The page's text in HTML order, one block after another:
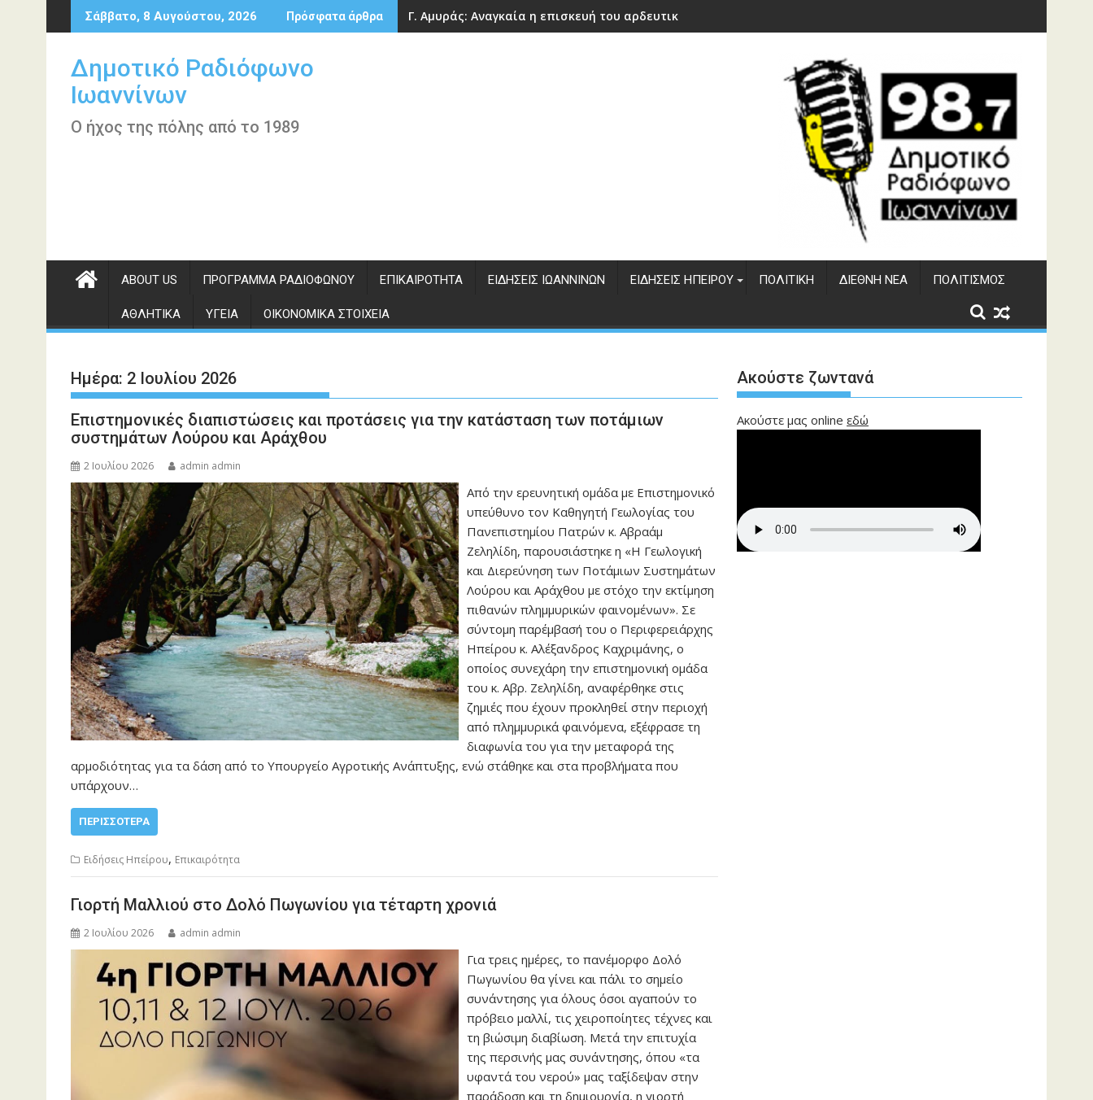
Περάστε
στο
Σάββατο, 8 Αυγούστου, 2026 Πρόσφατα άρθρα Γ. Αμυράς: Αναγκαία η επισκευή του αρδευτικού φράγματος Αώου
Δημοτικό Ραδιόφωνο
Ιωαννίνων
Ο ήχος της πόλης από το 1989
ABOUT US ΠΡΌΓΡΑΜΜΑ ΡΑΔΙΟΦΏΝΟΥ ΕΠΙΚΑΙΡΌΤΗΤΑ ΕΙΔΉΣΕΙΣ ΙΩΑΝΝΊΝΩΝ ΕΙΔΉΣΕΙΣ ΗΠΕΊΡΟΥ ΠΟΛΙΤΙΚΉ ΔΙΕΘΝΉ ΝΈΑ ΠΟΛΙΤΙΣΜΌΣ
ΑΘΛΗΤΙΚΆ ΥΓΕΊΑ ΟΙΚΟΝΟΜΙΚΆ ΣΤΟΙΧΕΊΑ
Ημέρα: 2 Ιουλίου 2026
Επιστημονικές διαπιστώσεις και προτάσεις για την κατάσταση των ποτάμιων
συστημάτων Λούρου και Αράχθου
2 Ιουλίου 2026 admin admin
Από την ερευνητική ομάδα με Επιστημονικό
υπεύθυνο τον Καθηγητή Γεωλογίας του
Πανεπιστημίου Πατρών κ. Αβραάμ
Ζεληλίδη, παρουσιάστηκε η «Η Γεωλογική
και Διερεύνηση των Ποτάμιων Συστημάτων
Λούρου και Αράχθου με στόχο την εκτίμηση
πιθανών πλημμυρικών φαινομένων». Σε
σύντομη παρέμβασή του ο Περιφερειάρχης
Ηπείρου κ. Αλέξανδρος Καχριμάνης, ο
οποίος συνεχάρη την επιστημονική ομάδα
του κ. Αβρ. Ζεληλίδη, αναφέρθηκε στις
ζημιές που έχουν προκληθεί στην περιοχή
από πλημμυρικά φαινόμενα, εξέφρασε τη
διαφωνία του για την μεταφορά της
αρμοδιότητας για τα δάση από το Υπουργείο Αγροτικής Ανάπτυξης, ενώ στάθηκε και στα προβλήματα που
υπάρχουν…
ΠΕΡΙΣΣΌΤΕΡΑ
Ειδήσεις Ηπείρου, Επικαιρότητα
Γιορτή Μαλλιού στο Δολό Πωγωνίου για τέταρτη χρονιά
2 Ιουλίου 2026 admin admin
Για τρεις ημέρες, το πανέμορφο Δολό
Πωγωνίου θα γίνει και πάλι το σημείο
συνάντησης για όλους όσοι αγαπούν το
πρόβειο μαλλί, τις χειροποίητες τέχνες και
τη βιώσιμη διαβίωση. Μετά την επιτυχία
της περσινής μας συνάντησης, όπου «τα
υφαντά του νερού» μας ταξίδεψαν στην
παράδοση και τη δημιουργία, η γιορτή
Ακούστε ζωντανά
Ακούστε μας online εδώ